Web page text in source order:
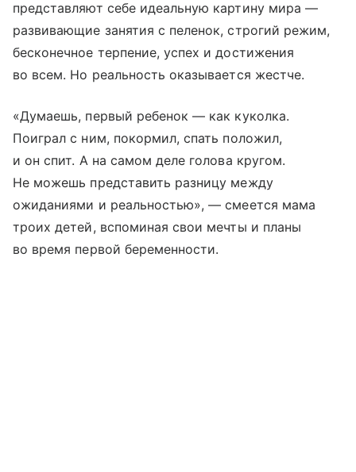
представляют себе идеальную картину мира —
развивающие занятия с пеленок, строгий режим,
бесконечное терпение, успех и достижения
во всем. Но реальность оказывается жестче.
«Думаешь, первый ребенок — как куколка.
Поиграл с ним, покормил, спать положил,
и он спит. А на самом деле голова кругом.
Не можешь представить разницу между
ожиданиями и реальностью», — смеется мама
троих детей, вспоминая свои мечты и планы
во время первой беременности.